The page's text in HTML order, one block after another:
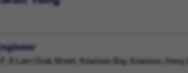
F, 8 Lam Chak Street, Kowloon Bay, Kowloon, Hong